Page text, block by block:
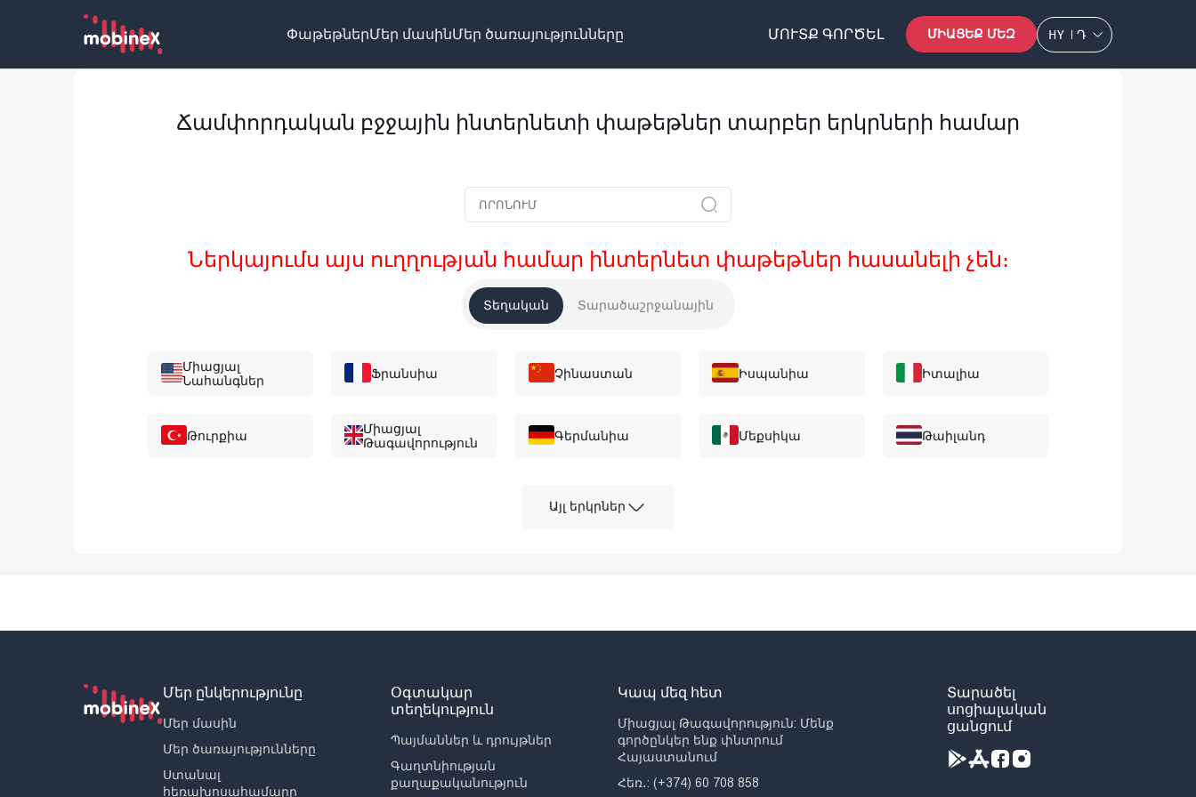
ՓաթեթներՄեր մասինՄեր ծառայությունները ՄՈՒՏՔ ԳՈՐԾԵԼ ՄԻԱՑԵՔ ՄԵԶ HY Դ
Ճամփորդական բջջային ինտերնետի փաթեթներ տարբեր երկրների համար
Ներկայումս այս ուղղության համար ինտերնետ փաթեթներ հասանելի չեն։
Տեղական Տարածաշրջանային
Միացյալ
Նահանգներ
Ֆրանսիա Չինաստան Իսպանիա Իտալիա
Թուրքիա
Միացյալ
Թագավորություն
Գերմանիա Մեքսիկա Թաիլանդ
Հունաստան
Բելգիա Բանգլադեշ Բուլղարիա
կղզիներ
Բոսնիա եւ
Հերցեգովինա
Բելառուս Բոլիվիա Բրազիլիա
Այլ երկրներ
Մեր ընկերությունը
Մեր մասին
Մեր ծառայությունները
Ստանալ
հեռախոսահամարը
Օգտակար
տեղեկություն
Պայմաններ և դրույթներ
Գաղտնիության
քաղաքականություն
Կապ մեզ հետ
Միացյալ Թագավորություն: Մենք
գործընկեր ենք փնտրում
Հայաստանում
Հեռ․: (+374) 60 708 858
Տարածել
սոցիալական
ցանցում